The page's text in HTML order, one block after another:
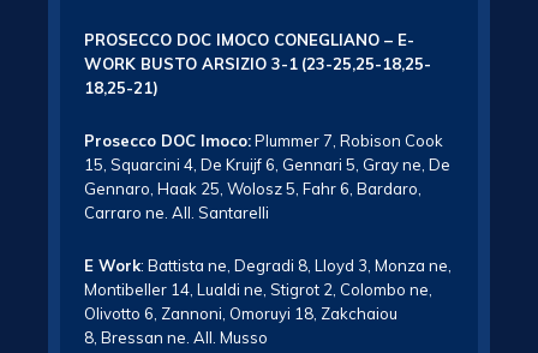
PROSECCO DOC IMOCO CONEGLIANO – E-
WORK BUSTO ARSIZIO 3-1 (23-25,25-18,25-
18,25-21)
Prosecco DOC Imoco:Plummer 7, Robison Cook
15, Squarcini 4, De Kruijf 6, Gennari 5, Gray ne, De
Gennaro, Haak 25, Wolosz 5, Fahr 6, Bardaro,
Carraro ne. All. Santarelli
E Work: Battista ne, Degradi 8, Lloyd 3, Monza ne,
Montibeller 14, Lualdi ne, Stigrot 2, Colombo ne,
Olivotto 6, Zannoni, Omoruyi 18, Zakchaiou
8, Bressan ne. All. Musso